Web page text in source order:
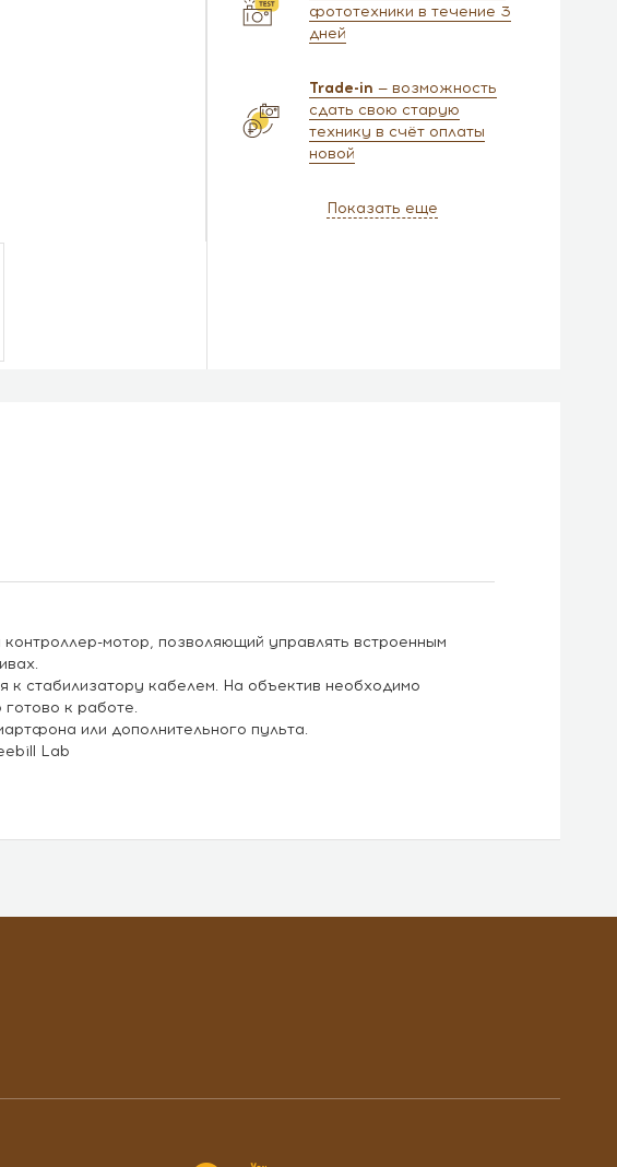
фототехники в течение 3
дней
Trade-in — возможность
сдать свою старую
технику в счёт оплаты
новой
Показать еще
мотор, позволяющий управлять встроенным
стабилизатору кабелем. На объектив необходимо
к работе.
или дополнительного пульта.
Lab